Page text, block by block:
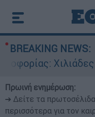
BREAKING NEWS:
Χιλιάδες
Πρωινή ενημέρωση:
➔ Δείτε τα
περισσότερα για τον